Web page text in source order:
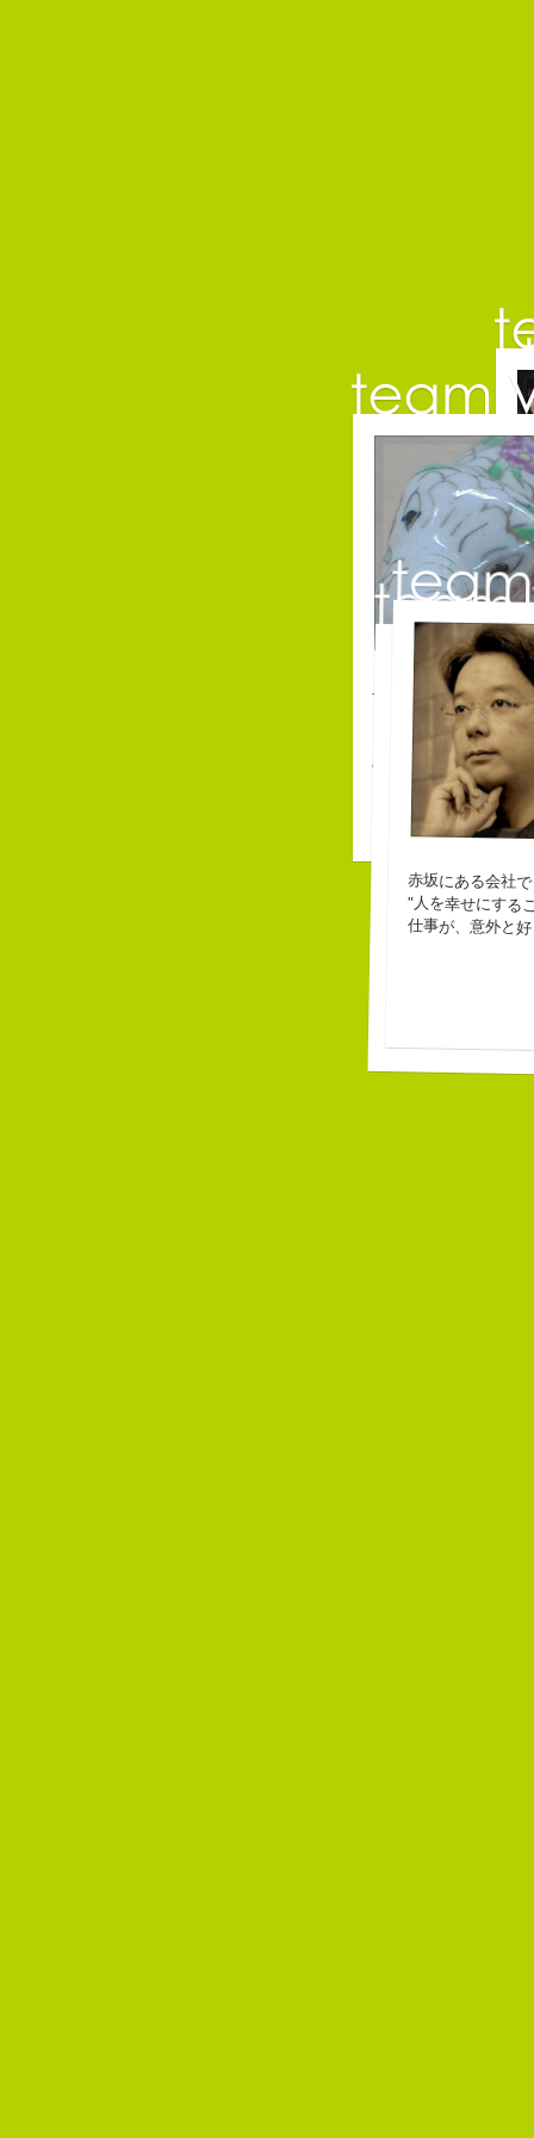
自
こ
皆
な
バ
長崎県五島市出身
３６歳
「五島列島はよいとこ
みなさん一度お出かけ
Copy writer
10周年キャンペー
赤坂にある会社
"人を幸せにする
仕事が、意外と